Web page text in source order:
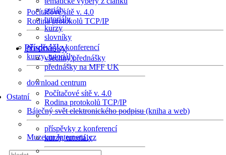
Počítačové sítě v. 4.0
Rodina protokolů TCP/IP
příspěvky z konferencí
kurzy, tutoriály
download centrum
Ostatní
Báječný svět elektronického podpisu (kniha a web)
Muzeum Internetu .cz
seriály
tutoriály
kurzy
slovníky
Přednášky
všechny přednášky
přednášky na MFF UK
Počítačové sítě v. 4.0
Rodina protokolů TCP/IP
příspěvky z konferencí
kurzy, tutoriály